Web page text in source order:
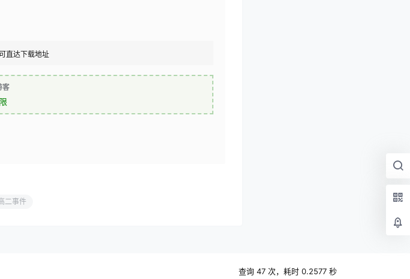
直达下载地址
客
二事件
查询 47 次，耗时 0.2577 秒